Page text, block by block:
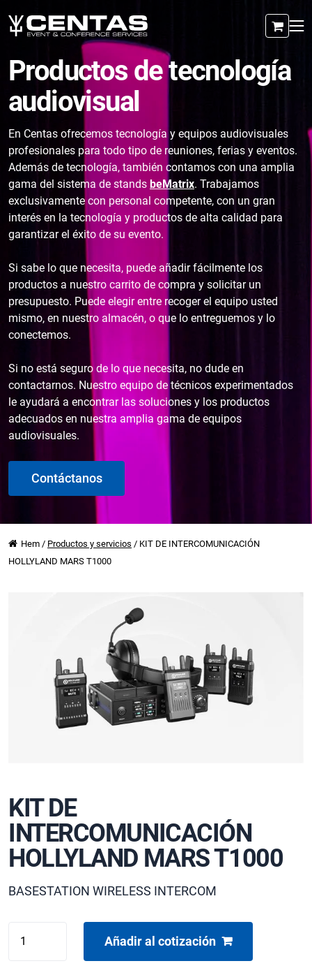
Productos de tecnología
audiovisual
En Centas ofrecemos tecnología y equipos audiovisuales
profesionales para todo tipo de reuniones, ferias y eventos.
Además de tecnología, también contamos con una amplia
gama del sistema de stands beMatrix. Trabajamos
exclusivamente con personal competente, con un gran
interés en la tecnología y productos de alta calidad para
garantizar el éxito de su evento.
Si sabe lo que necesita, puede añadir fácilmente los
productos a nuestro carrito de compra y solicitar un
presupuesto. Puede elegir entre recoger el equipo usted
mismo, en nuestro almacén, o que lo entreguemos y lo
conectemos.
Si no está seguro de lo que necesita, no dude en
contactarnos. Nuestro equipo de técnicos experimentados
le ayudará a encontrar las soluciones y los productos
adecuados en nuestra amplia gama de equipos
audiovisuales.
Contáctanos
Hem / Productos y servicios / KIT DE INTERCOMUNICACIÓN
HOLLYLAND MARS T1000
KIT DE
INTERCOMUNICACIÓN
HOLLYLAND MARS T1000
BASESTATION WIRELESS INTERCOM
INTERCOMUNICACIÓN
Añadir al cotización